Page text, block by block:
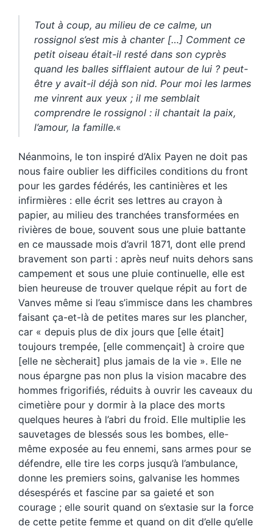
Tout à coup, au milieu de ce calme, un
rossignol s’est mis à chanter […] Comment ce
petit oiseau était-il resté dans son cyprès
quand les balles sifflaient autour de lui ? peut-
être y avait-il déjà son nid. Pour moi les larmes
me vinrent aux yeux ; il me semblait
comprendre le rossignol : il chantait la paix,
l’amour, la famille.«
Néanmoins, le ton inspiré d’Alix Payen ne doit pas
nous faire oublier les difficiles conditions du front
pour les gardes fédérés, les cantinières et les
infirmières : elle écrit ses lettres au crayon à
papier, au milieu des tranchées transformées en
rivières de boue, souvent sous une pluie battante
en ce maussade mois d’avril 1871, dont elle prend
bravement son parti : après neuf nuits dehors sans
campement et sous une pluie continuelle, elle est
bien heureuse de trouver quelque répit au fort de
Vanves même si l’eau s’immisce dans les chambres
faisant ça-et-là de petites mares sur les plancher,
car « depuis plus de dix jours que [elle était]
toujours trempée, [elle commençait] à croire que
[elle ne sècherait] plus jamais de la vie ». Elle ne
nous épargne pas non plus la vision macabre des
hommes frigorifiés, réduits à ouvrir les caveaux du
cimetière pour y dormir à la place des morts
quelques heures à l’abri du froid. Elle multiplie les
sauvetages de blessés sous les bombes, elle-
même exposée au feu ennemi, sans armes pour se
défendre, elle tire les corps jusqu’à l’ambulance,
donne les premiers soins, galvanise les hommes
désespérés et fascine par sa gaieté et son
courage ; elle sourit quand on s’extasie sur la force
de cette petite femme et quand on dit d’elle qu’elle